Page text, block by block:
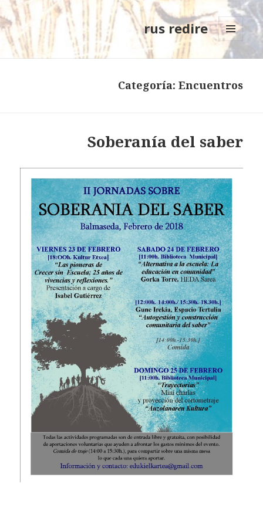
rus redire
MENÚ
Y
Categoría: Encuentros
Soberanía del saber